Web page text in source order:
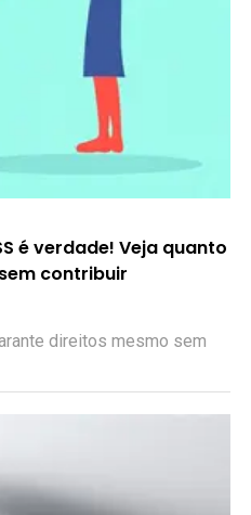
é verdade! Veja quanto
contribuir
direitos mesmo sem